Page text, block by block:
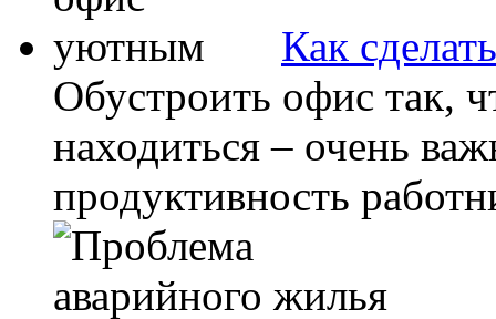
Как
Обустроить офис так,
находиться – очень
продуктивность